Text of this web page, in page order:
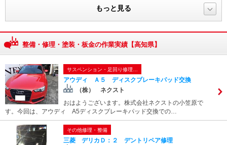
もっと見る
整備・修理・塗装・板金の作業実績【高知県】
サスペンション・足回り修理…
アウディ Ａ５ ディスクブレーキパッド交換
（株） ネクスト
おはようございます。株式会社ネクストの小笠原で
す。今回は、アウディ A5ディスクブレーキパッド交換での…
その他修理・整備
三菱 デリカＤ：２ デントリペア修理